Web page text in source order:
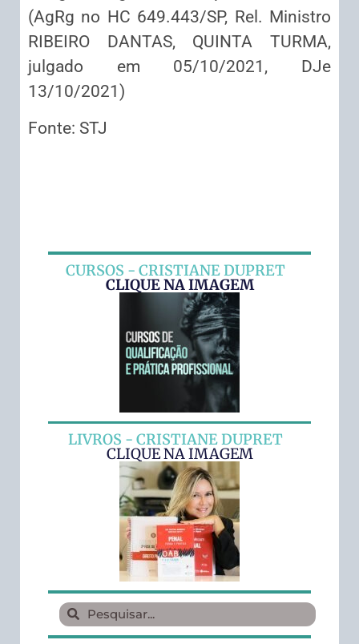
(AgRg no HC 649.443/SP, Rel. Ministro
RIBEIRO DANTAS, QUINTA TURMA,
julgado em 05/10/2021, DJe
13/10/2021)
Fonte: STJ
CURSOS - CRISTIANE DUPRET
CLIQUE NA IMAGEM
LIVROS - CRISTIANE DUPRET
CLIQUE NA IMAGEM